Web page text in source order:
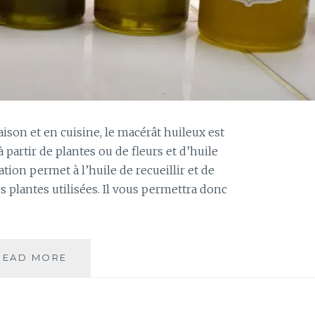
O
N
E
E
N
et en cuisine, le macérât huileux est
partir de plantes ou de fleurs et d’huile
permet à l’huile de recueillir et de
plantes utilisées. Il vous permettra donc
MORE